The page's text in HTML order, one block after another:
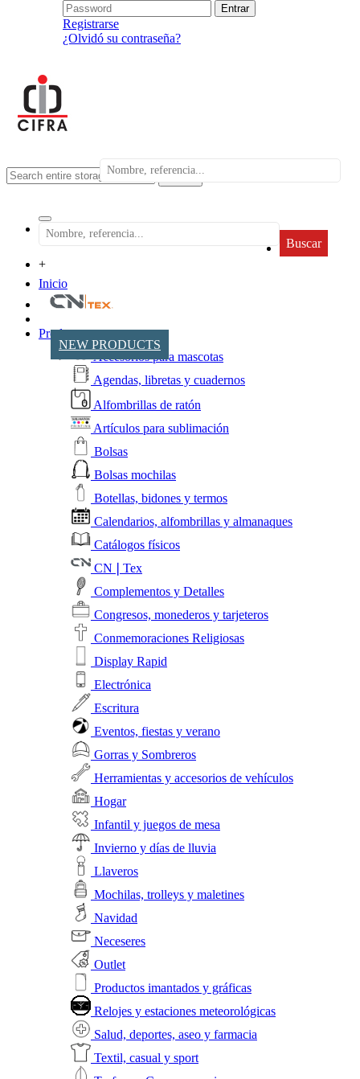
Registrarse
¿Olvidó su contraseña?
search
Buscar
+
Inicio
NEW PRODUCTS
Productos
Accesorios para mascotas
Agendas, libretas y cuadernos
Alfombrillas de ratón
Artículos para sublimación
Bolsas
Bolsas mochilas
Botellas, bidones y termos
Calendarios, alfombrillas y almanaques
Catálogos físicos
CN❘Tex
Complementos y Detalles
Congresos, monederos y tarjeteros
Conmemoraciones Religiosas
Display Rapid
Electrónica
Escritura
Eventos, fiestas y verano
Gorras y Sombreros
Herramientas y accesorios de vehículos
Hogar
Infantil y juegos de mesa
Invierno y días de lluvia
Llaveros
Mochilas, trolleys y maletines
Navidad
Neceseres
Outlet
Productos imantados y gráficas
Relojes y estaciones meteorológicas
Salud, deportes, aseo y farmacia
Textil, casual y sport